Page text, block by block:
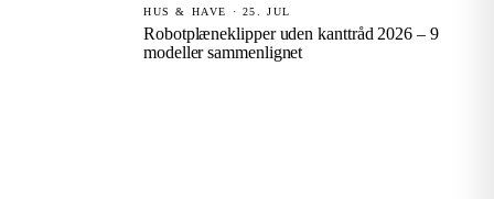
HUS & HAVE · 25. JUL
Robotplæneklipper uden kanttråd 2026 – 9
modeller sammenlignet